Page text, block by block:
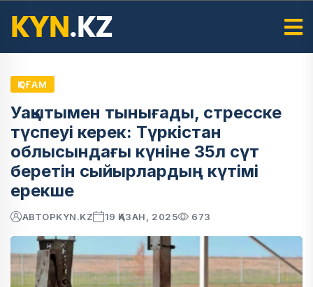
ҚОҒАМ
Уақытымен тынығады, стресске
түспеуі керек: Түркістан
облысындағы күніне 35л сүт
беретін сыйырлардың күтімі
ерекше
АВТОРKYN.KZ 19 ҚАЗАН, 2025 673